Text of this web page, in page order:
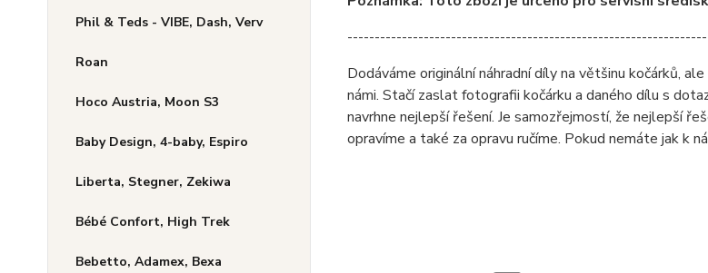
Phil & Teds - VIBE, Dash, Verv
Roan
Hoco Austria, Moon S3
Baby Design, 4-baby, Espiro
Liberta, Stegner, Zekiwa
Bébé Confort, High Trek
Bebetto, Adamex, Bexa
Dodáváme originální náhradní díly na většinu kočárků,
námi. Stačí zaslat fotografii kočárku a daného dílu s
navrhne nejlepší řešení. Je samozřejmostí, že nejlepší
opravíme a také za opravu ručíme. Pokud nemáte jak k